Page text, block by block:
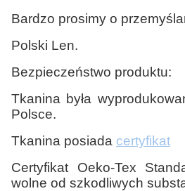
Bardzo prosimy o
Polski Len.
Bezpieczeństwo produktu:
Tkanina była
Polsce.
Tkanina posiada certyfikat
Certyfikat Oeko-Tex
wolne od szkodliwych